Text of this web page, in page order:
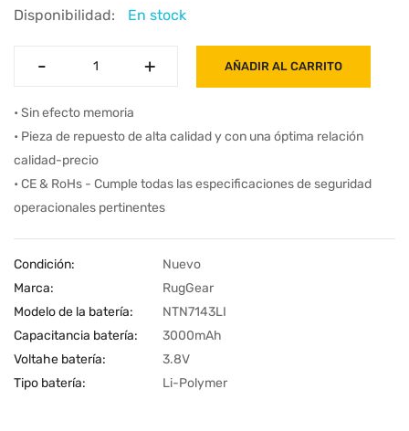
Disponibilidad: En stock
- +
- + AÑADIR AL CARRITO
• Sin efecto memoria
• Pieza de repuesto de alta calidad y con una óptima relación
calidad-precio
• CE & RoHs - Cumple todas las especificaciones de seguridad
operacionales pertinentes
Condición:
Nuevo
Marca:
RugGear
Modelo de la batería:
NTN7143LI
Capacitancia batería:
3000mAh
Voltahe batería:
3.8V
Tipo batería:
Li-Polymer